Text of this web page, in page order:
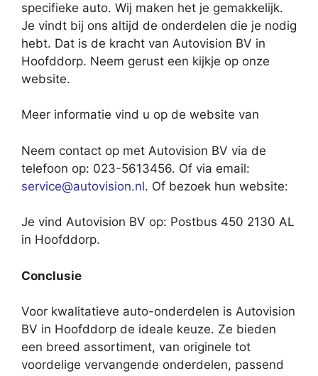
specifieke auto. Wij maken het je gemakkelijk.
Je vindt bij ons altijd de onderdelen die je nodig
hebt. Dat is de kracht van Autovision BV in
Hoofddorp. Neem gerust een kijkje op onze
website.
Meer informatie vind u op de website van
Neem contact op met Autovision BV via de
telefoon op: 023-5613456. Of via email:
service@autovision.nl. Of bezoek hun website:
Je vind Autovision BV op: Postbus 450 2130 AL
in Hoofddorp.
Conclusie
Voor kwalitatieve auto-onderdelen is Autovision
BV in Hoofddorp de ideale keuze. Ze bieden
een breed assortiment, van originele tot
voordelige vervangende onderdelen, passend